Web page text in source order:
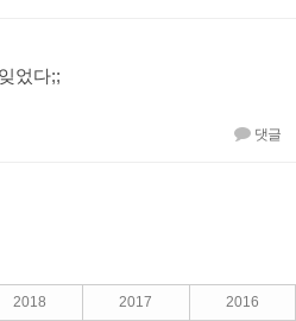
었다;;
댓글
2018 2017 2016